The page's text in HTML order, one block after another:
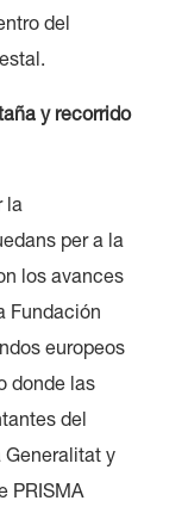
del
y recorrido
la
per a la
los avances
Fundación
europeos
donde las
del
Generalitat y
PRISMA